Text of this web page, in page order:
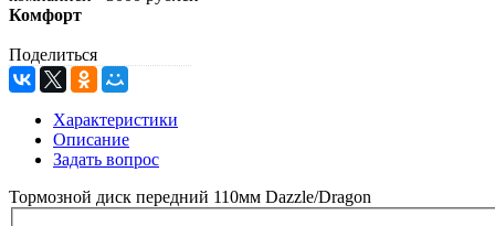
Комфорт
Поделиться
Характеристики
Описание
Задать вопрос
Тормозной диск передний 110мм Dazzle/Dragon